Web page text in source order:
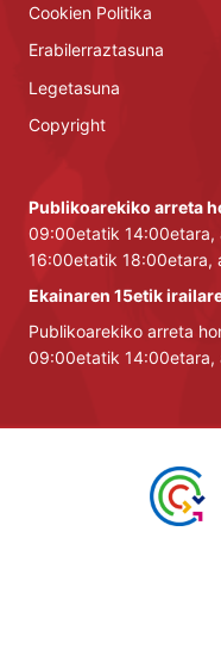
Cookien Politika
Erabilerraztasuna
Legetasuna
Copyright
Publikoarekiko arreta
09:00etatik 14:00etara,
16:00etatik 18:00etara,
Ekainaren 15etik
Publikoarekiko arreta
09:00etatik 14:00etara,